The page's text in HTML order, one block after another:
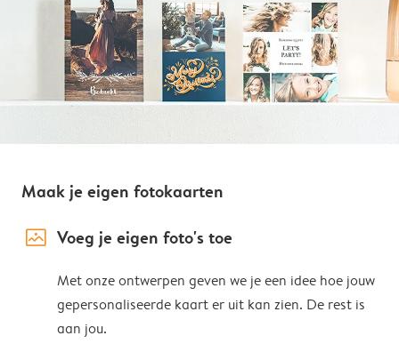
Maak je eigen fotokaarten
image_placeholder Voeg je eigen foto's toe
Met onze ontwerpen geven we je een idee hoe jouw
gepersonaliseerde kaart er uit kan zien. De rest is
aan jou.